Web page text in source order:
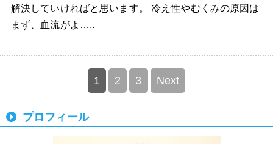
解決していければと思います。 冷え性やむくみの原因は
まず、血流がよ…..
1 2 3 Next
プロフィール